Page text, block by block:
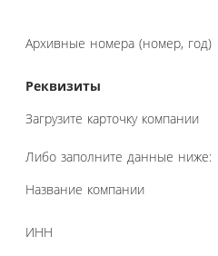
Архивные номера (номер, год)
Реквизиты
Загрузите карточку компании
Либо заполните данные ниже:
Название компании
ИНН